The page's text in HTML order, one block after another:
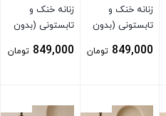
زنانه خنک و
تابستونی (بدون
849,000 تومان
زنانه خنک و
تابستونی (بدون
849,000 تومان